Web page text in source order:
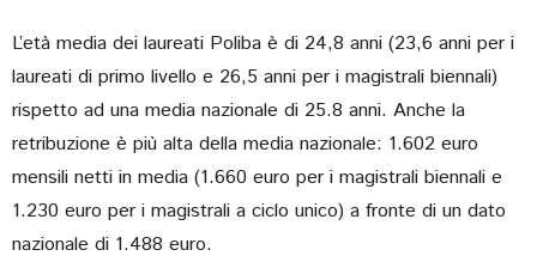
L’età media dei laureati Poliba è di 24,8 anni (23,6 anni per i
laureati di primo livello e 26,5 anni per i magistrali biennali)
rispetto ad una media nazionale di 25.8 anni. Anche la
retribuzione è più alta della media nazionale: 1.602 euro
mensili netti in media (1.660 euro per i magistrali biennali e
1.230 euro per i magistrali a ciclo unico) a fronte di un dato
nazionale di 1.488 euro.